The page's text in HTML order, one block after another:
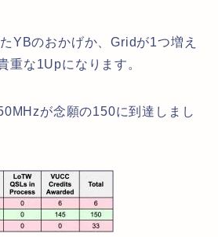
YBのおかげか、Gridが1つ増え
重な1Upになります。
が念願の150に到達しまし